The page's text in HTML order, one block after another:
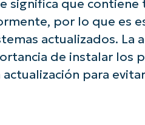
significa que
por lo que es
actualizados. La
de instalar los
actualización para